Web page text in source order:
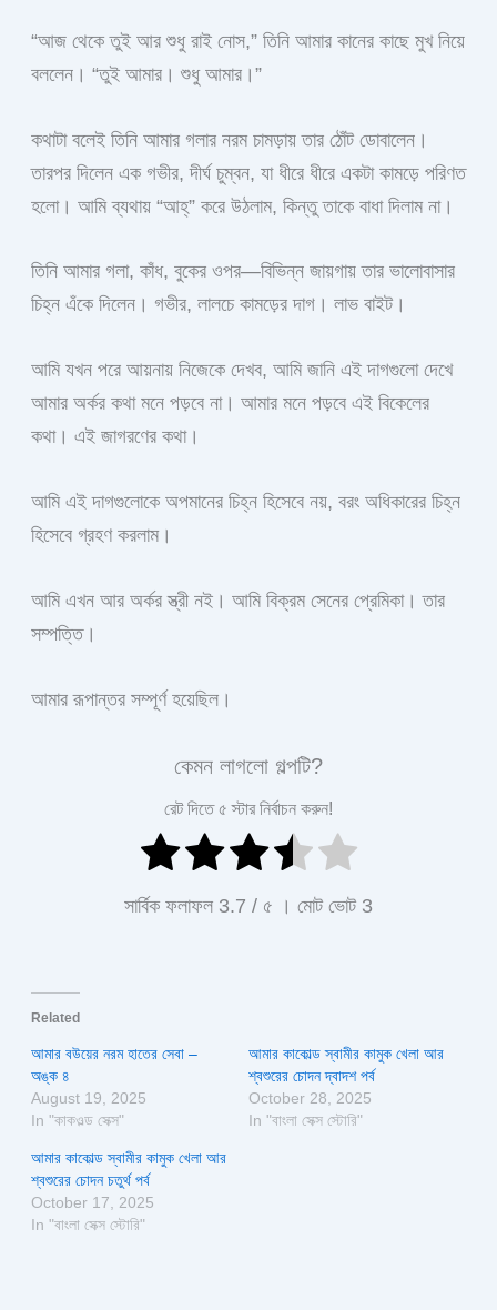
“আজ থেকে তুই আর শুধু রাই নোস,” তিনি আমার কানের কাছে মুখ নিয়ে
বললেন। “তুই আমার। শুধু আমার।”
কথাটা বলেই তিনি আমার গলার নরম চামড়ায় তার ঠোঁট ডোবালেন।
তারপর দিলেন এক গভীর, দীর্ঘ চুম্বন, যা ধীরে ধীরে একটা কামড়ে পরিণত
হলো। আমি ব্যথায় “আহ্” করে উঠলাম, কিন্তু তাকে বাধা দিলাম না।
তিনি আমার গলা, কাঁধ, বুকের ওপর—বিভিন্ন জায়গায় তার ভালোবাসার
চিহ্ন এঁকে দিলেন। গভীর, লালচে কামড়ের দাগ। লাভ বাইট।
আমি যখন পরে আয়নায় নিজেকে দেখব, আমি জানি এই দাগগুলো দেখে
আমার অর্কর কথা মনে পড়বে না। আমার মনে পড়বে এই বিকেলের
কথা। এই জাগরণের কথা।
আমি এই দাগগুলোকে অপমানের চিহ্ন হিসেবে নয়, বরং অধিকারের চিহ্ন
হিসেবে গ্রহণ করলাম।
আমি এখন আর অর্কর স্ত্রী নই। আমি বিক্রম সেনের প্রেমিকা। তার
সম্পত্তি।
আমার রূপান্তর সম্পূর্ণ হয়েছিল।
কেমন লাগলো গল্পটি?
রেট দিতে ৫ স্টার নির্বাচন করুন!
সার্বিক ফলাফল 3.7 / ৫ । মোট ভোট 3
Related
আমার বউয়ের নরম হাতের সেবা –
অঙ্ক ৪
August 19, 2025
In "কাকওল্ড সেক্স"
আমার কাকোল্ড স্বামীর কামুক খেলা আর
শ্বশুরের চোদন দ্বাদশ পর্ব
October 28, 2025
In "বাংলা সেক্স স্টোরি"
আমার কাকোল্ড স্বামীর কামুক খেলা আর
শ্বশুরের চোদন চতুর্থ পর্ব
October 17, 2025
In "বাংলা সেক্স স্টোরি"